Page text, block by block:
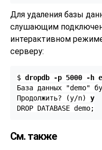
Для удаления базы
слушающим
интерактивном
серверу:
$ dropdb -p 5000 -h
База данных "demo"
Продолжить? (y/n) y
DROP DATABASE demo;
См. также